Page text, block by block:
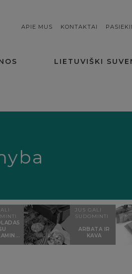
APIE MUS KONTAKTAI
LIETUVIŠKI
JUS GALI
SUDOMINTI
ARBATA IR
KAVA